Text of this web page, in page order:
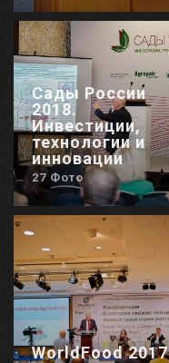
Сады России
2018.
Инвестиции,
технологии и
инновации
27 Фото
WorldFood 2017